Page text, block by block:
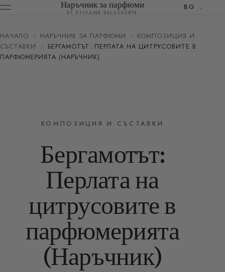
Наръчник за парфюми
ОТ SYLVAINE DELACOURTE
BG
НАЧАЛО › НАРЪЧНИК ЗА ПАРФЮМИ › КОМПОЗИЦИЯ И
СЪСТАВКИ
›
БЕРГАМОТЪТ: ПЕРЛАТА НА ЦИТРУСОВИТЕ В
ПАРФЮМЕРИЯТА (НАРЪЧНИК)
КОМПОЗИЦИЯ И СЪСТАВКИ
Бергамотът:
Перлата на
цитрусовите в
парфюмерията
(Наръчник)